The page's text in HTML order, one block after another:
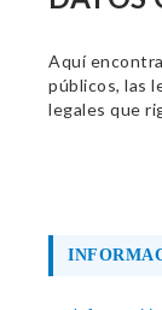
Aquí
públicos, las
legales que